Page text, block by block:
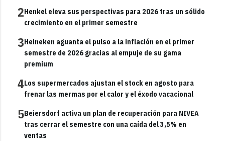
2Henkel eleva sus perspectivas para 2026 tras un sólido
crecimiento en el primer semestre
3Heineken aguanta el pulso a la inflación en el primer
semestre de 2026 gracias al empuje de su gama
premium
4Los supermercados ajustan el stock en agosto para
frenar las mermas por el calor y el éxodo vacacional
5Beiersdorf activa un plan de recuperación para NIVEA
tras cerrar el semestre con una caída del 3,5% en
ventas